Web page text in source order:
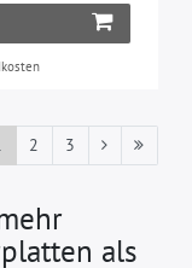
2 3
als